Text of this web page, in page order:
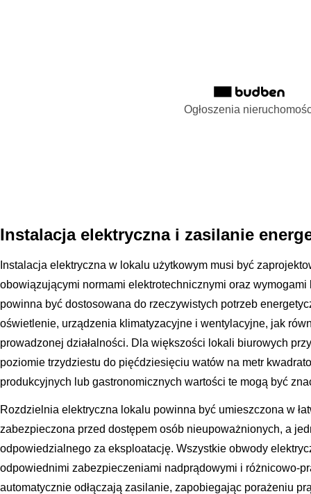
Ogłoszenia
Instalacja elektryczna i zasilanie
Instalacja elektryczna w lokalu użytkowym musi być
obowiązującymi normami elektrotechnicznymi oraz
powinna być dostosowana do rzeczywistych potrzeb
oświetlenie, urządzenia klimatyzacyjne i wentylacyjne, jak
prowadzonej działalności. Dla większości lokali biurowych
poziomie trzydziestu do pięćdziesięciu watów na metr
produkcyjnych lub gastronomicznych wartości te mogą być
Rozdzielnia elektryczna lokalu powinna być umieszczona w
zabezpieczona przed dostępem osób nieupoważnionych, a
odpowiedzialnego za eksploatację. Wszystkie obwody
odpowiednimi zabezpieczeniami nadprądowymi i różnicowo-
automatycznie odłączają zasilanie, zapobiegając porażeniu